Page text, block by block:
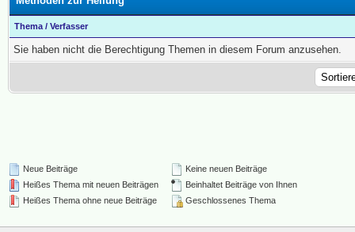
Thema / Verfasser
Sie haben nicht die Berechtigung Themen in diesem Forum anzusehen.
Neue Beiträge
Heißes Thema mit neuen Beiträgen
Heißes Thema ohne neue Beiträge
Keine neuen Beiträge
Beinhaltet Beiträge von Ihnen
Geschlossenes Thema